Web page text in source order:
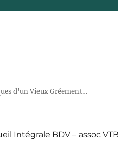
d'un Vieux Gréement…
Intégrale BDV – assoc